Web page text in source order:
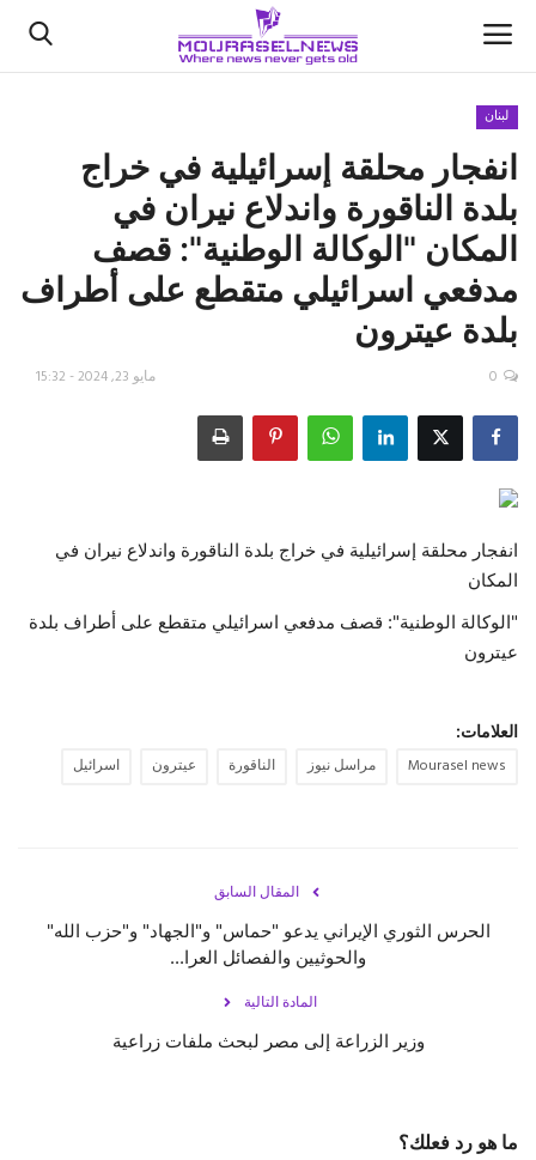
الأخبار
كتّابنا
السعودية
اقتصاد
رياضة
حياة
لبنان
انفجار محلقة إسرائيلية في خراج
بلدة الناقورة واندلاع نيران في
المكان "الوكالة الوطنية": قصف
مدفعي اسرائيلي متقطع على أطراف
بلدة عيترون
مايو 23, 2024 - 15:32 0
انفجار محلقة إسرائيلية في خراج بلدة الناقورة واندلاع نيران في
المكان
"الوكالة الوطنية": قصف مدفعي اسرائيلي متقطع على أطراف بلدة
عيترون
العلامات:
Mourasel news مراسل نيوز الناقورة عيترون اسرائيل
المقال السابق
الحرس الثوري الإيراني يدعو "حماس" و"الجهاد" و"حزب الله"
والحوثيين والفصائل العرا...
المادة التالية
وزير الزراعة إلى مصر لبحث ملفات زراعية
ما هو رد فعلك؟